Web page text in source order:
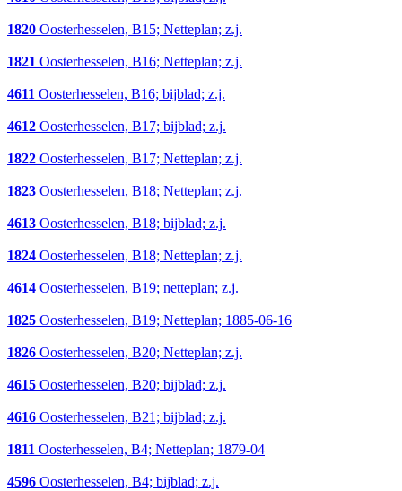
1820 Oosterhesselen, B15; Netteplan; z.j.
1821 Oosterhesselen, B16; Netteplan; z.j.
4611 Oosterhesselen, B16; bijblad; z.j.
4612 Oosterhesselen, B17; bijblad; z.j.
1822 Oosterhesselen, B17; Netteplan; z.j.
1823 Oosterhesselen, B18; Netteplan; z.j.
4613 Oosterhesselen, B18; bijblad; z.j.
1824 Oosterhesselen, B18; Netteplan; z.j.
4614 Oosterhesselen, B19; netteplan; z.j.
1825 Oosterhesselen, B19; Netteplan; 1885-06-16
1826 Oosterhesselen, B20; Netteplan; z.j.
4615 Oosterhesselen, B20; bijblad; z.j.
4616 Oosterhesselen, B21; bijblad; z.j.
1811 Oosterhesselen, B4; Netteplan; 1879-04
4596 Oosterhesselen, B4; bijblad; z.j.